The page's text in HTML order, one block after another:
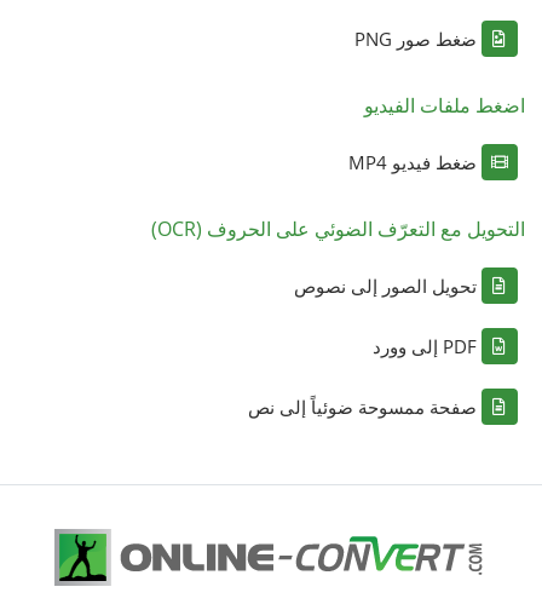
ضغط صور PNG
اضغط ملفات الفيديو
ضغط فيديو MP4
التحويل مع التعرّف الضوئي على الحروف (OCR)
تحويل الصور إلى نصوص
PDF إلى وورد
صفحة ممسوحة ضوئياً إلى نص